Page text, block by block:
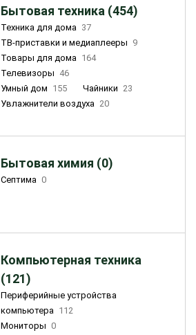
Бытовая техника (454)
Техника для дома 37
ТВ-приставки и медиаплееры 9
Товары для дома 164
Телевизоры 46
Умный дом 155 Чайники 23
Увлажнители воздуха 20
Бытовая химия (0)
Септима 0
Компьютерная техника
(121)
Периферийные устройства
компьютера 112
Мониторы 0